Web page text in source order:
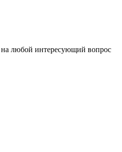
любой интересующий вопрос